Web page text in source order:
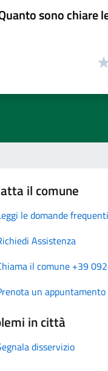
sono chiare
il comune
le domande frequenti
Assistenza
il comune +39
un appuntamento
in città
disservizio